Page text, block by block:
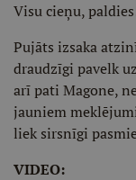
Visu cieņu,
Pujāts izsaka
draudzīgi pavelk
arī pati Magone,
jauniem
liek sirsnīgi
VIDEO: